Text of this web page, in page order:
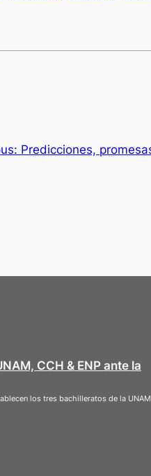
Predicciones,
CCH & ENP ante la
los tres bachilleratos de la UNAM